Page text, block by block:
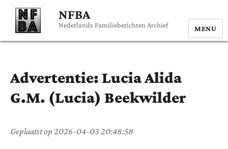
NFBA
Nederlands Familieberichten Archief MENU
Advertentie: Lucia Alida
G.M. (Lucia) Beekwilder
Geplaatst op 2026-04-03 20:48:58